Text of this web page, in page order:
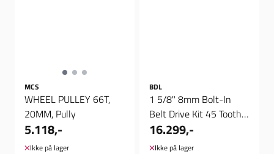
MCS
WHEEL PULLEY 66T,
20MM, Pully
5.118,-
Ikke på lager
BDL
1 5/8" 8mm Bolt-In
Belt Drive Kit 45 Tooth
Front/68 Tooth Rear,
138 ...
16.299,-
Ikke på lager